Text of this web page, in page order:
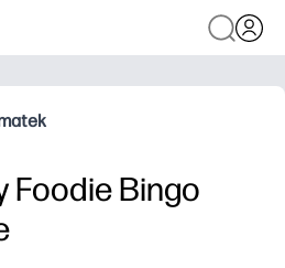
Foodie Bingo